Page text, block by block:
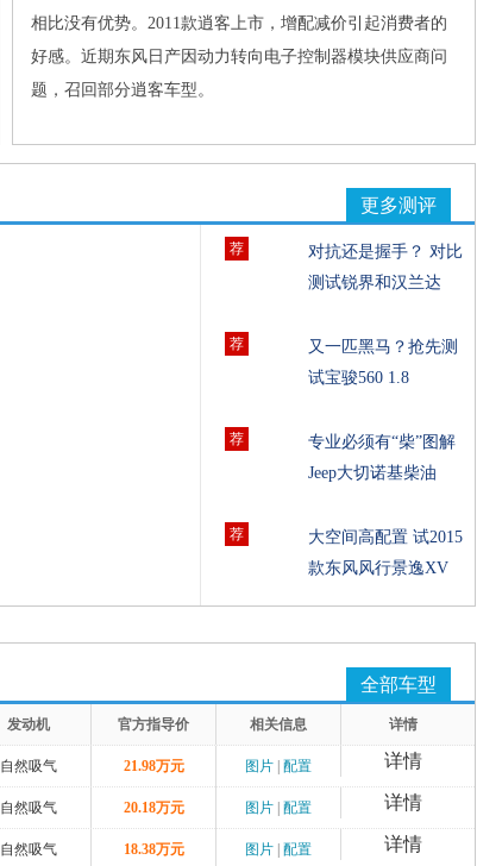
相比没有优势。2011款逍客上市，增配减价引起消费者的
好感。近期东风日产因动力转向电子控制器模块供应商问
题，召回部分逍客车型。
更多测评
荐
对抗还是握手？ 对比
测试锐界和汉兰达
荐
又一匹黑马？抢先测
试宝骏560 1.8
荐
专业必须有“柴”图解
Jeep大切诺基柴油
荐
大空间高配置 试2015
款东风风行景逸XV
全部车型
发动机 官方指导价 相关信息 详情
自然吸气 21.98万元 图片 配置 详情
自然吸气 20.18万元 图片 配置 详情
自然吸气 18.38万元 图片 配置 详情